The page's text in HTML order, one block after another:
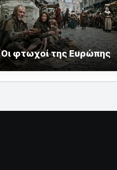
Οι φτωχοί της Ευρώπης